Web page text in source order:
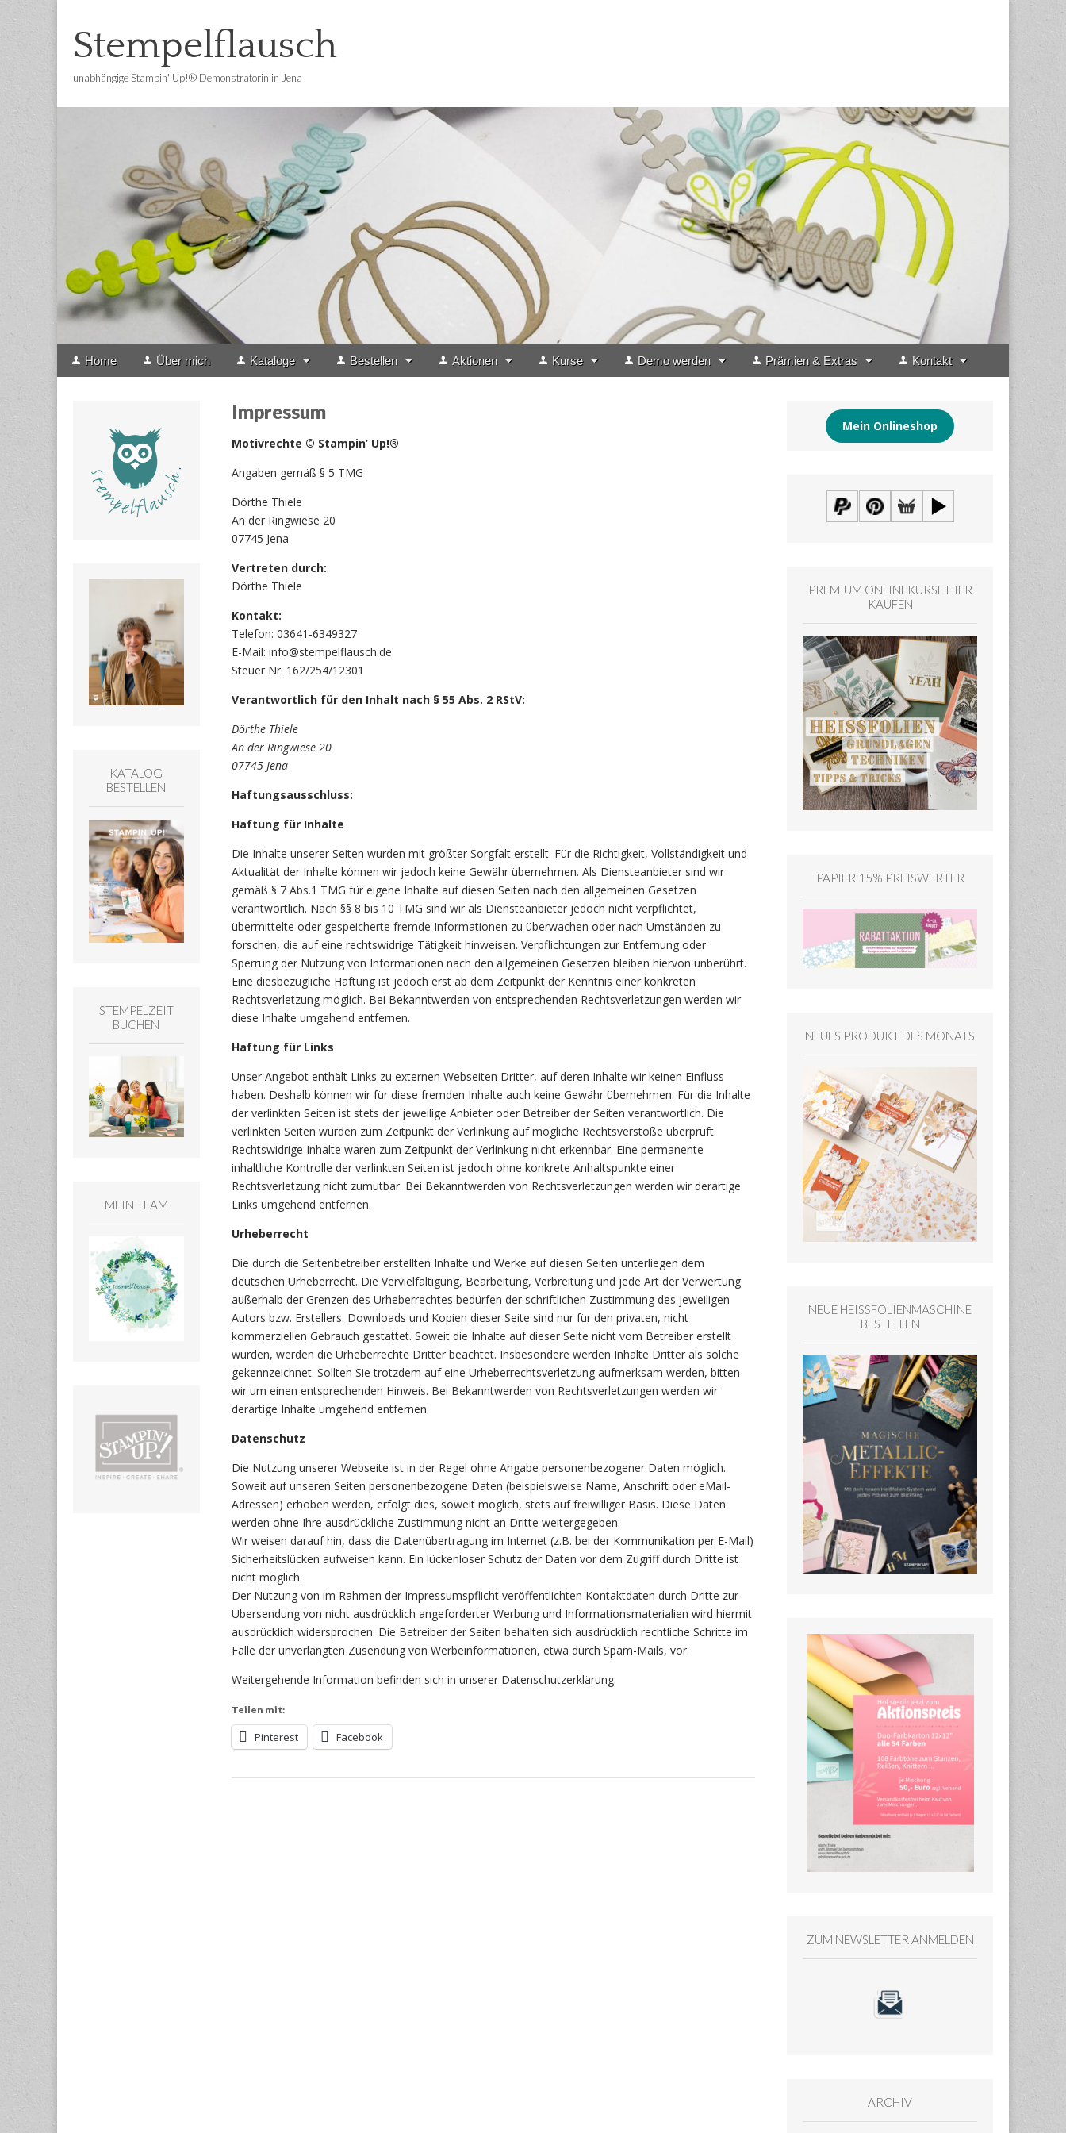
Stempelflausch
unabhängige Stampin' Up!® Demonstratorin in Jena
Main
Skip
Home Über mich Kataloge Bestellen Aktionen Kurse Demo werden Prämien & Extras Kontakt
Impressum
Motivrechte © Stampin’ Up!®
Angaben gemäß § 5 TMG
Dörthe Thiele
An der Ringwiese 20
07745 Jena
Vertreten durch:
Dörthe Thiele
Kontakt:
Telefon: 03641-6349327
E-Mail: info@stempelflausch.de
Steuer Nr. 162/254/12301
Verantwortlich für den Inhalt nach § 55 Abs. 2 RStV:
Dörthe Thiele
An der Ringwiese 20
07745 Jena
Haftungsausschluss:
Haftung für Inhalte
Die Inhalte unserer Seiten wurden mit größter Sorgfalt erstellt. Für die Richtigkeit, Vollständigkeit und
Aktualität der Inhalte können wir jedoch keine Gewähr übernehmen. Als Diensteanbieter sind wir
gemäß § 7 Abs.1 TMG für eigene Inhalte auf diesen Seiten nach den allgemeinen Gesetzen
verantwortlich. Nach §§ 8 bis 10 TMG sind wir als Diensteanbieter jedoch nicht verpflichtet,
übermittelte oder gespeicherte fremde Informationen zu überwachen oder nach Umständen zu
forschen, die auf eine rechtswidrige Tätigkeit hinweisen. Verpflichtungen zur Entfernung oder
Sperrung der Nutzung von Informationen nach den allgemeinen Gesetzen bleiben hiervon unberührt.
Eine diesbezügliche Haftung ist jedoch erst ab dem Zeitpunkt der Kenntnis einer konkreten
Rechtsverletzung möglich. Bei Bekanntwerden von entsprechenden Rechtsverletzungen werden wir
diese Inhalte umgehend entfernen.
Haftung für Links
Unser Angebot enthält Links zu externen Webseiten Dritter, auf deren Inhalte wir keinen Einfluss
haben. Deshalb können wir für diese fremden Inhalte auch keine Gewähr übernehmen. Für die Inhalte
der verlinkten Seiten ist stets der jeweilige Anbieter oder Betreiber der Seiten verantwortlich. Die
verlinkten Seiten wurden zum Zeitpunkt der Verlinkung auf mögliche Rechtsverstöße überprüft.
Rechtswidrige Inhalte waren zum Zeitpunkt der Verlinkung nicht erkennbar. Eine permanente
inhaltliche Kontrolle der verlinkten Seiten ist jedoch ohne konkrete Anhaltspunkte einer
Rechtsverletzung nicht zumutbar. Bei Bekanntwerden von Rechtsverletzungen werden wir derartige
Links umgehend entfernen.
Urheberrecht
Die durch die Seitenbetreiber erstellten Inhalte und Werke auf diesen Seiten unterliegen dem
deutschen Urheberrecht. Die Vervielfältigung, Bearbeitung, Verbreitung und jede Art der Verwertung
außerhalb der Grenzen des Urheberrechtes bedürfen der schriftlichen Zustimmung des jeweiligen
Autors bzw. Erstellers. Downloads und Kopien dieser Seite sind nur für den privaten, nicht
kommerziellen Gebrauch gestattet. Soweit die Inhalte auf dieser Seite nicht vom Betreiber erstellt
wurden, werden die Urheberrechte Dritter beachtet. Insbesondere werden Inhalte Dritter als solche
gekennzeichnet. Sollten Sie trotzdem auf eine Urheberrechtsverletzung aufmerksam werden, bitten
wir um einen entsprechenden Hinweis. Bei Bekanntwerden von Rechtsverletzungen werden wir
derartige Inhalte umgehend entfernen.
Datenschutz
Die Nutzung unserer Webseite ist in der Regel ohne Angabe personenbezogener Daten möglich.
Soweit auf unseren Seiten personenbezogene Daten (beispielsweise Name, Anschrift oder eMail-
Adressen) erhoben werden, erfolgt dies, soweit möglich, stets auf freiwilliger Basis. Diese Daten
werden ohne Ihre ausdrückliche Zustimmung nicht an Dritte weitergegeben.
Wir weisen darauf hin, dass die Datenübertragung im Internet (z.B. bei der Kommunikation per E-Mail)
Sicherheitslücken aufweisen kann. Ein lückenloser Schutz der Daten vor dem Zugriff durch Dritte ist
nicht möglich.
Der Nutzung von im Rahmen der Impressumspflicht veröffentlichten Kontaktdaten durch Dritte zur
Übersendung von nicht ausdrücklich angeforderter Werbung und Informationsmaterialien wird hiermit
ausdrücklich widersprochen. Die Betreiber der Seiten behalten sich ausdrücklich rechtliche Schritte im
Falle der unverlangten Zusendung von Werbeinformationen, etwa durch Spam-Mails, vor.
Weitergehende Information befinden sich in unserer Datenschutzerklärung.
Teilen mit:
Pinterest Facebook
KATALOG
BESTELLEN
STEMPELZEIT
BUCHEN
MEIN TEAM
Mein Onlineshop
PREMIUM ONLINEKURSE HIER
KAUFEN
PAPIER 15% PREISWERTER
NEUES PRODUKT DES MONATS
NEUE HEISSFOLIENMASCHINE
BESTELLEN
ZUM NEWSLETTER ANMELDEN
ARCHIV